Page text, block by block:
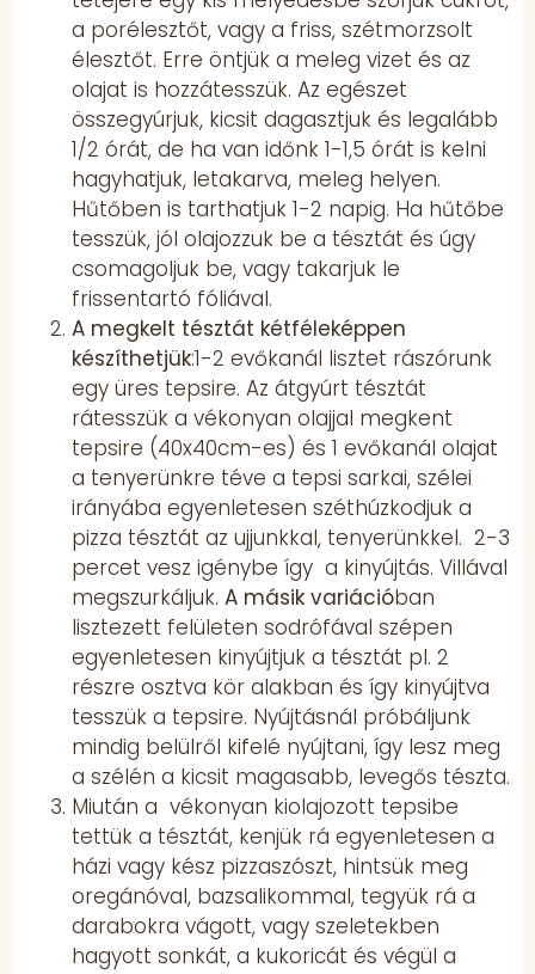
a porélesztőt, vagy a friss, szétmorzsolt
élesztőt. Erre öntjük a meleg vizet és az
olajat is hozzátesszük. Az egészet
összegyúrjuk, kicsit dagasztjuk és legalább
1/2 órát, de ha van időnk 1-1,5 órát is kelni
hagyhatjuk, letakarva, meleg helyen.
Hűtőben is tarthatjuk 1-2 napig. Ha hűtőbe
tesszük, jól olajozzuk be a tésztát és úgy
csomagoljuk be, vagy takarjuk le
frissentartó fóliával.
A megkelt tésztát kétféleképpen
készíthetjük:1-2 evőkanál lisztet rászórunk
egy üres tepsire. Az átgyúrt tésztát
rátesszük a vékonyan olajjal megkent
tepsire (40x40cm-es) és 1 evőkanál olajat
a tenyerünkre téve a tepsi sarkai, szélei
irányába egyenletesen széthúzkodjuk a
pizza tésztát az ujjunkkal, tenyerünkkel. 2-3
percet vesz igénybe így a kinyújtás. Villával
megszurkáljuk. A másik variációban
lisztezett felületen sodrófával szépen
egyenletesen kinyújtjuk a tésztát pl. 2
részre osztva kör alakban és így kinyújtva
tesszük a tepsire. Nyújtásnál próbáljunk
mindig belülről kifelé nyújtani, így lesz meg
a szélén a kicsit magasabb, levegős tészta.
Miután a vékonyan kiolajozott tepsibe
tettük a tésztát, kenjük rá egyenletesen a
házi vagy kész pizzaszószt, hintsük meg
oregánóval, bazsalikommal, tegyük rá a
darabokra vágott, vagy szeletekben
hagyott sonkát, a kukoricát és végül a